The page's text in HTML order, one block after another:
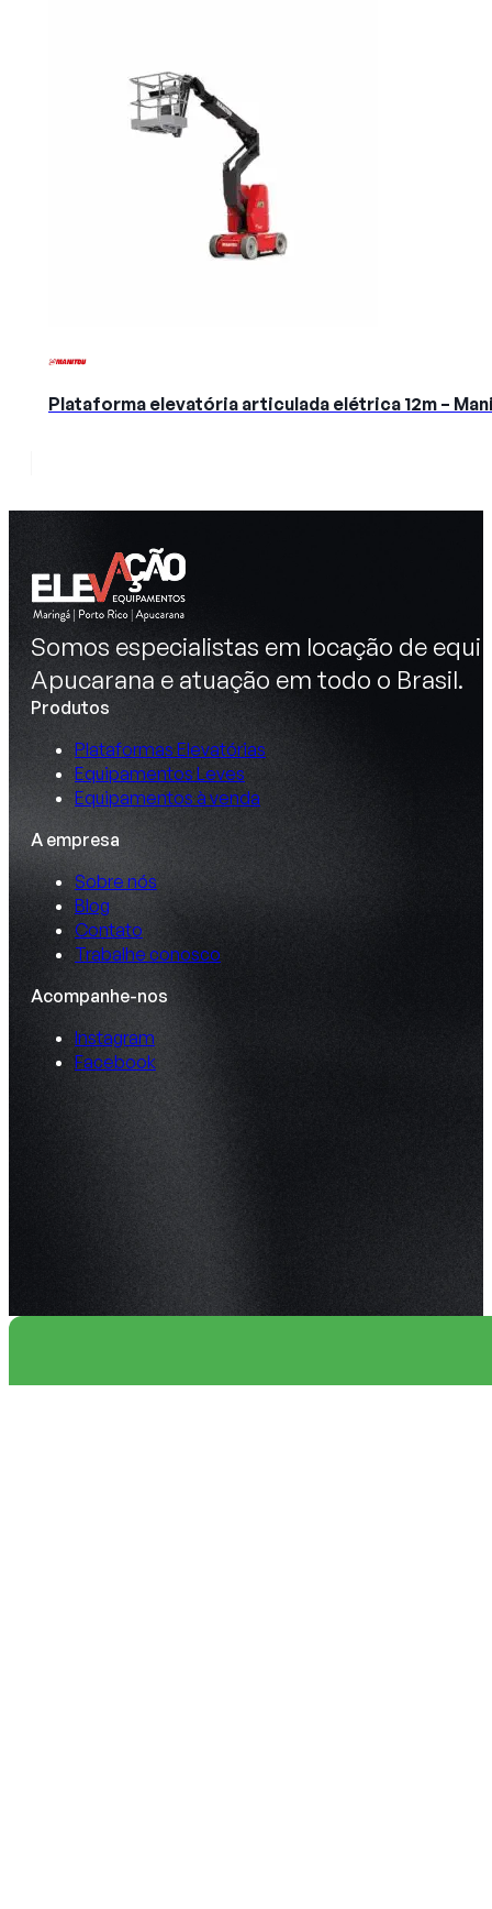
Plataforma elevatória articulada elétrica 12m –
Somos especialistas em locação de
Apucarana e atuação em todo o Brasil.
Produtos
Plataformas Elevatórias
Equipamentos Leves
Equipamentos à venda
A empresa
Sobre nós
Blog
Contato
Trabalhe conosco
Acompanhe-nos
Instagram
Facebook